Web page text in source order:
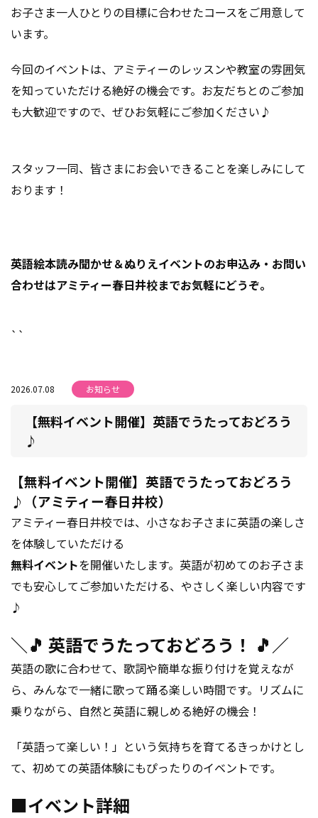
お子さま一人ひとりの目標に合わせたコースをご用意して
います。
今回のイベントは、アミティーのレッスンや教室の雰囲気
を知っていただける絶好の機会です。お友だちとのご参加
も大歓迎ですので、ぜひお気軽にご参加ください♪
スタッフ一同、皆さまにお会いできることを楽しみにして
おります！
英語絵本読み聞かせ＆ぬりえイベントのお申込み・お問い
合わせはアミティー春日井校までお気軽にどうぞ。
``
2026.07.08 お知らせ
【無料イベント開催】英語でうたっておどろう
♪
【無料イベント開催】英語でうたっておどろう
♪（アミティー春日井校）
アミティー春日井校では、小さなお子さまに英語の楽しさ
を体験していただける
無料イベントを開催いたします。英語が初めてのお子さま
でも安心してご参加いただける、やさしく楽しい内容です
♪
＼🎵 英語でうたっておどろう！ 🎵／
英語の歌に合わせて、歌詞や簡単な振り付けを覚えなが
ら、みんなで一緒に歌って踊る楽しい時間です。リズムに
乗りながら、自然と英語に親しめる絶好の機会！
「英語って楽しい！」という気持ちを育てるきっかけとし
て、初めての英語体験にもぴったりのイベントです。
■イベント詳細